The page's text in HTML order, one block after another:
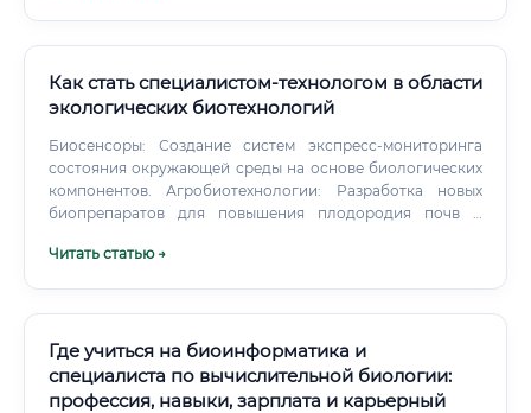
Как стать специалистом-технологом в области
экологических биотехнологий
Биосенсоры: Создание систем экспресс-мониторинга
состояния окружающей среды на основе биологических
компонентов. Агробиотехнологии: Разработка новых
биопрепаратов для повышения плодородия почв и
удобрений и пестицидов. Специалистам потребуется
Читать статью →
Где учиться на биоинформатика и
специалиста по вычислительной биологии:
профессия, навыки, зарплата и карьерный